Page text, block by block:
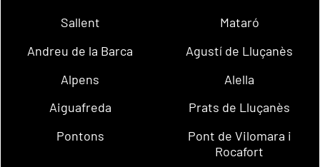
Sallent
Mataró
Andreu de la Barca
Agustí de Lluçanès
Alpens
Alella
Aiguafreda
Prats de Lluçanès
Pontons
Pont de Vilomara i
Rocafort